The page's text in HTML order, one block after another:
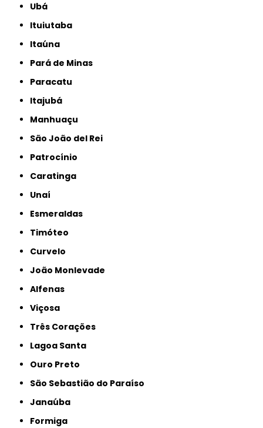
Ubá
Ituiutaba
Itaúna
Pará de Minas
Paracatu
Itajubá
Manhuaçu
São João del Rei
Patrocínio
Caratinga
Unaí
Esmeraldas
Timóteo
Curvelo
João Monlevade
Alfenas
Viçosa
Três Corações
Lagoa Santa
Ouro Preto
São Sebastião do Paraíso
Janaúba
Formiga